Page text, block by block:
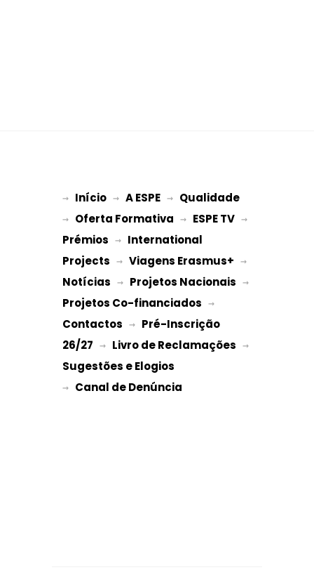
→ Início → A ESPE → Qualidade
→ Oferta Formativa → ESPE TV
Prémios → International
Projects → Viagens Erasmus+
Notícias → Projetos Nacionais
Projetos Co-financiados
Contactos → Pré-Inscrição
26/27 → Livro de Reclamações
Sugestões e Elogios
→